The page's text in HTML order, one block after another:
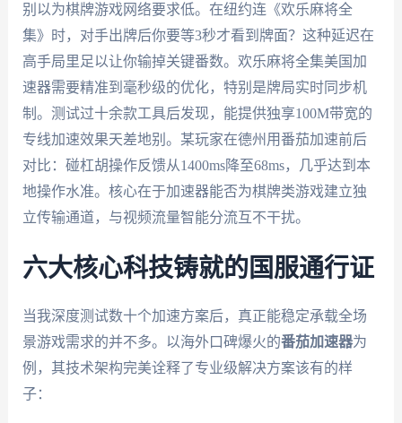
别以为棋牌游戏网络要求低。在纽约连《欢乐麻将全
集》时，对手出牌后你要等3秒才看到牌面？这种延迟在
高手局里足以让你输掉关键番数。欢乐麻将全集美国加
速器需要精准到毫秒级的优化，特别是牌局实时同步机
制。测试过十余款工具后发现，能提供独享100M带宽的
专线加速效果天差地别。某玩家在德州用番茄加速前后
对比：碰杠胡操作反馈从1400ms降至68ms，几乎达到本
地操作水准。核心在于加速器能否为棋牌类游戏建立独
立传输通道，与视频流量智能分流互不干扰。
六大核心科技铸就的国服通行证
当我深度测试数十个加速方案后，真正能稳定承载全场
景游戏需求的并不多。以海外口碑爆火的番茄加速器为
例，其技术架构完美诠释了专业级解决方案该有的样
子：